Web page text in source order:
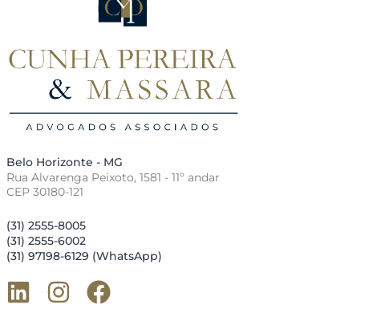
Belo Horizonte - MG
Rua Alvarenga Peixoto, 1581 - 11º andar
CEP 30180-121
(31) 2555-8005
(31) 2555-6002
(31) 97198-6129 (WhatsApp)